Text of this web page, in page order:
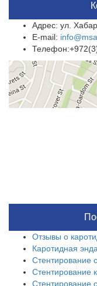
Адрес: ул.
E-mail:
Отзывы о
Каротидная
Стентирование
Стентирование
Стентирование